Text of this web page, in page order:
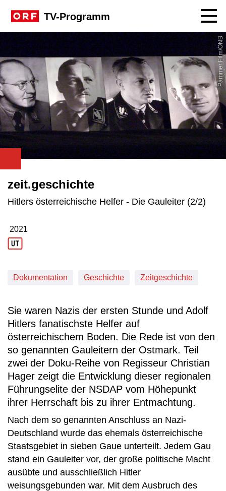
TV-Programm
Pammer Film/ÖNB
zeit.geschichte
Hitlers österreichische Helfer - Die Gauleiter (2/2)
Produktionsjahr: 2021
2021
Dokumentation Geschichte Zeitgeschichte
Sie waren Nazis der ersten Stunde und Adolf
Hitlers fanatischste Helfer auf
österreichischem Boden. Die Rede ist von den
so genannten Gauleitern der Ostmark. Teil
zwei der Doku-Reihe von Regisseur Christian
Hager zeigt die Entwicklung dieser regionalen
Führungselite der NSDAP vom Höhepunkt
ihrer Herrschaft bis zu ihrer Entmachtung.
Nach dem so genannten Anschluss an Nazi-
Deutschland wurde das ehemals österreichische
Staatsgebiet in sieben Gaue unterteilt. Jedem Gau
stand ein Gauleiter vor, der große politische Macht
ausübte und ausschließlich Hitler
weisungsgebunden war. Mit dem Ausbruch des